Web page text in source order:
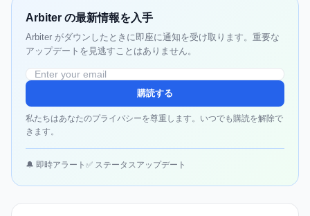
Arbiter の最新情報を入手
Arbiter がダウンしたときに即座に通知を受け取ります。重要な
アップデートを見逃すことはありません。
購読する
私たちはあなたのプライバシーを尊重します。いつでも購読を解除で
きます。
🔔 即時アラート ✅ ステータスアップデート